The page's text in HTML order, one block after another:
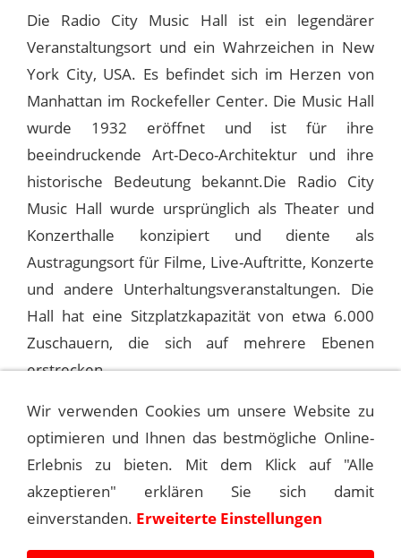
Die Radio City Music Hall ist ein legendärer
Veranstaltungsort und ein Wahrzeichen in New
York City, USA. Es befindet sich im Herzen von
Manhattan im Rockefeller Center. Die Music Hall
wurde 1932 eröffnet und ist für ihre
beeindruckende Art-Deco-Architektur und ihre
historische Bedeutung bekannt.Die Radio City
Music Hall wurde ursprünglich als Theater und
Konzerthalle konzipiert und diente als
Austragungsort für Filme, Live-Auftritte, Konzerte
und andere Unterhaltungsveranstaltungen. Die
Hall hat eine Sitzplatzkapazität von etwa 6.000
Zuschauern, die sich auf mehrere Ebenen
erstrecken.
1978-10-17 NEW YORK, RADIO CITY MUSIC
1978-10-19 NEW YORK, RADIO CITY MUSIC
HALL
Wir verwenden Cookies um unsere Website zu
optimieren und Ihnen das bestmögliche Online-
Erlebnis zu bieten. Mit dem Klick auf "Alle
akzeptieren" erklären Sie sich damit
einverstanden. Erweiterte Einstellungen